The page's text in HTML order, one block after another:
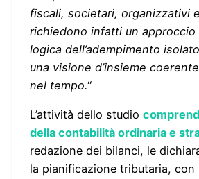
fiscali, societari, organizzativi
richiedono infatti un approccio
logica dell’adempimento
una visione d’insieme
nel tempo.“
L’attività dello studio
della contabilità ordinaria e
redazione dei bilanci, le
la pianificazione tributaria, con